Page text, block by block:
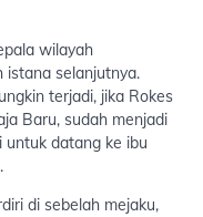
wilayah
istana selanjutnya.
terjadi, jika Rokes
Baru, sudah menjadi
datang ke ibu
di sebelah mejaku,